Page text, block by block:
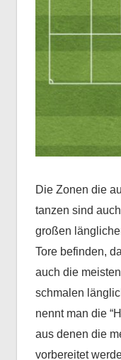
Die Zonen die
tanzen sind
großen
Tore befinden,
auch die
schmalen
nennt man die
aus denen die
vorbereitet